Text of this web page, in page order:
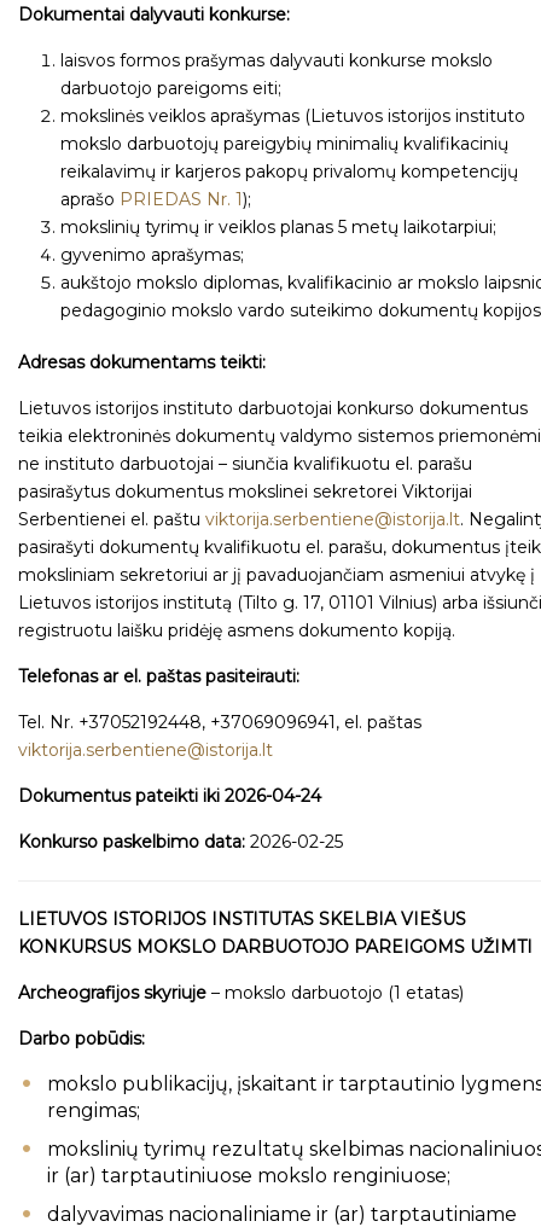
Dokumentai dalyvauti konkurse:
laisvos formos prašymas dalyvauti konkurse mokslo
darbuotojo pareigoms eiti;
mokslinės veiklos aprašymas (Lietuvos istorijos instituto
mokslo darbuotojų pareigybių minimalių kvalifikacinių
reikalavimų ir karjeros pakopų privalomų kompetencijų
aprašo PRIEDAS Nr. 1);
mokslinių tyrimų ir veiklos planas 5 metų laikotarpiui;
gyvenimo aprašymas;
aukštojo mokslo diplomas, kvalifikacinio ar mokslo
pedagoginio mokslo vardo suteikimo dokumentų
Adresas dokumentams teikti:
Lietuvos istorijos instituto darbuotojai konkurso dokumentus
teikia elektroninės dokumentų valdymo sistemos
ne instituto darbuotojai – siunčia kvalifikuotu el. parašu
pasirašytus dokumentus mokslinei sekretorei Viktorijai
Serbentienei el. paštu viktorija.serbentiene@istorija.lt.
pasirašyti dokumentų kvalifikuotu el. parašu, dokumentus
moksliniam sekretoriui ar jį pavaduojančiam asmeniui atvykę į
Lietuvos istorijos institutą (Tilto g. 17, 01101 Vilnius) arba
registruotu laišku pridėję asmens dokumento kopiją.
Telefonas ar el. paštas pasiteirauti:
Tel. Nr. +37052192448, +37069096941, el. paštas
viktorija.serbentiene@istorija.lt
Dokumentus pateikti iki 2026-04-24
Konkurso paskelbimo data: 2026-02-25
LIETUVOS ISTORIJOS INSTITUTAS SKELBIA VIEŠUS
KONKURSUS MOKSLO DARBUOTOJO PAREIGOMS UŽIMTI
Archeografijos skyriuje – mokslo darbuotojo (1 etatas)
Darbo pobūdis:
mokslo publikacijų, įskaitant ir tarptautinio
rengimas;
mokslinių tyrimų rezultatų skelbimas
ir (ar) tarptautiniuose mokslo renginiuose;
dalyvavimas nacionaliniame ir (ar) tarptautiniame